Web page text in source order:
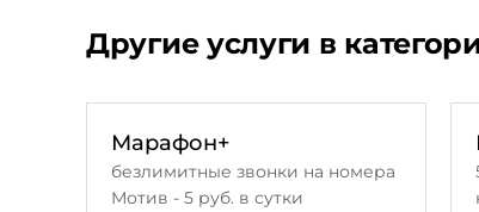
Другие услуги в
Марафон+
безлимитные звонки на номера
Мотив - 5 руб. в сутки